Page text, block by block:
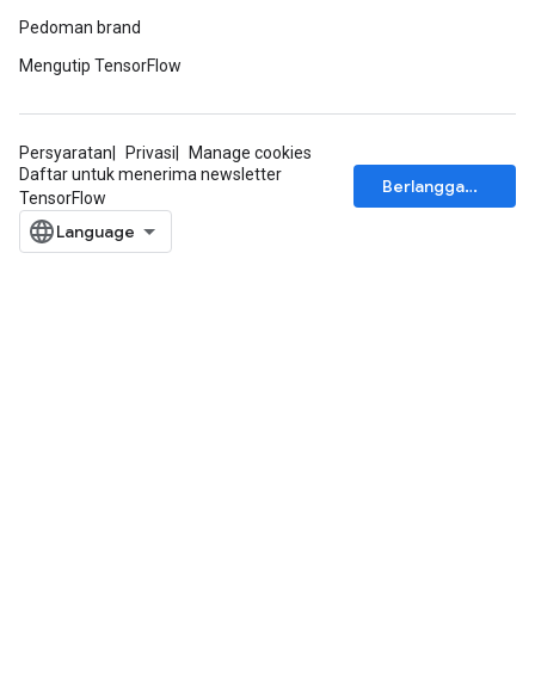
Pedoman brand
Mengutip TensorFlow
Persyaratan Privasi
Manage cookies
Daftar untuk menerima newsletter
TensorFlow
Berlangganan